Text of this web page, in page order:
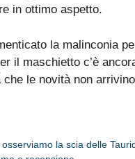
in ottimo aspetto.
la malinconia
il maschietto c’è
le novità non
la scia delle